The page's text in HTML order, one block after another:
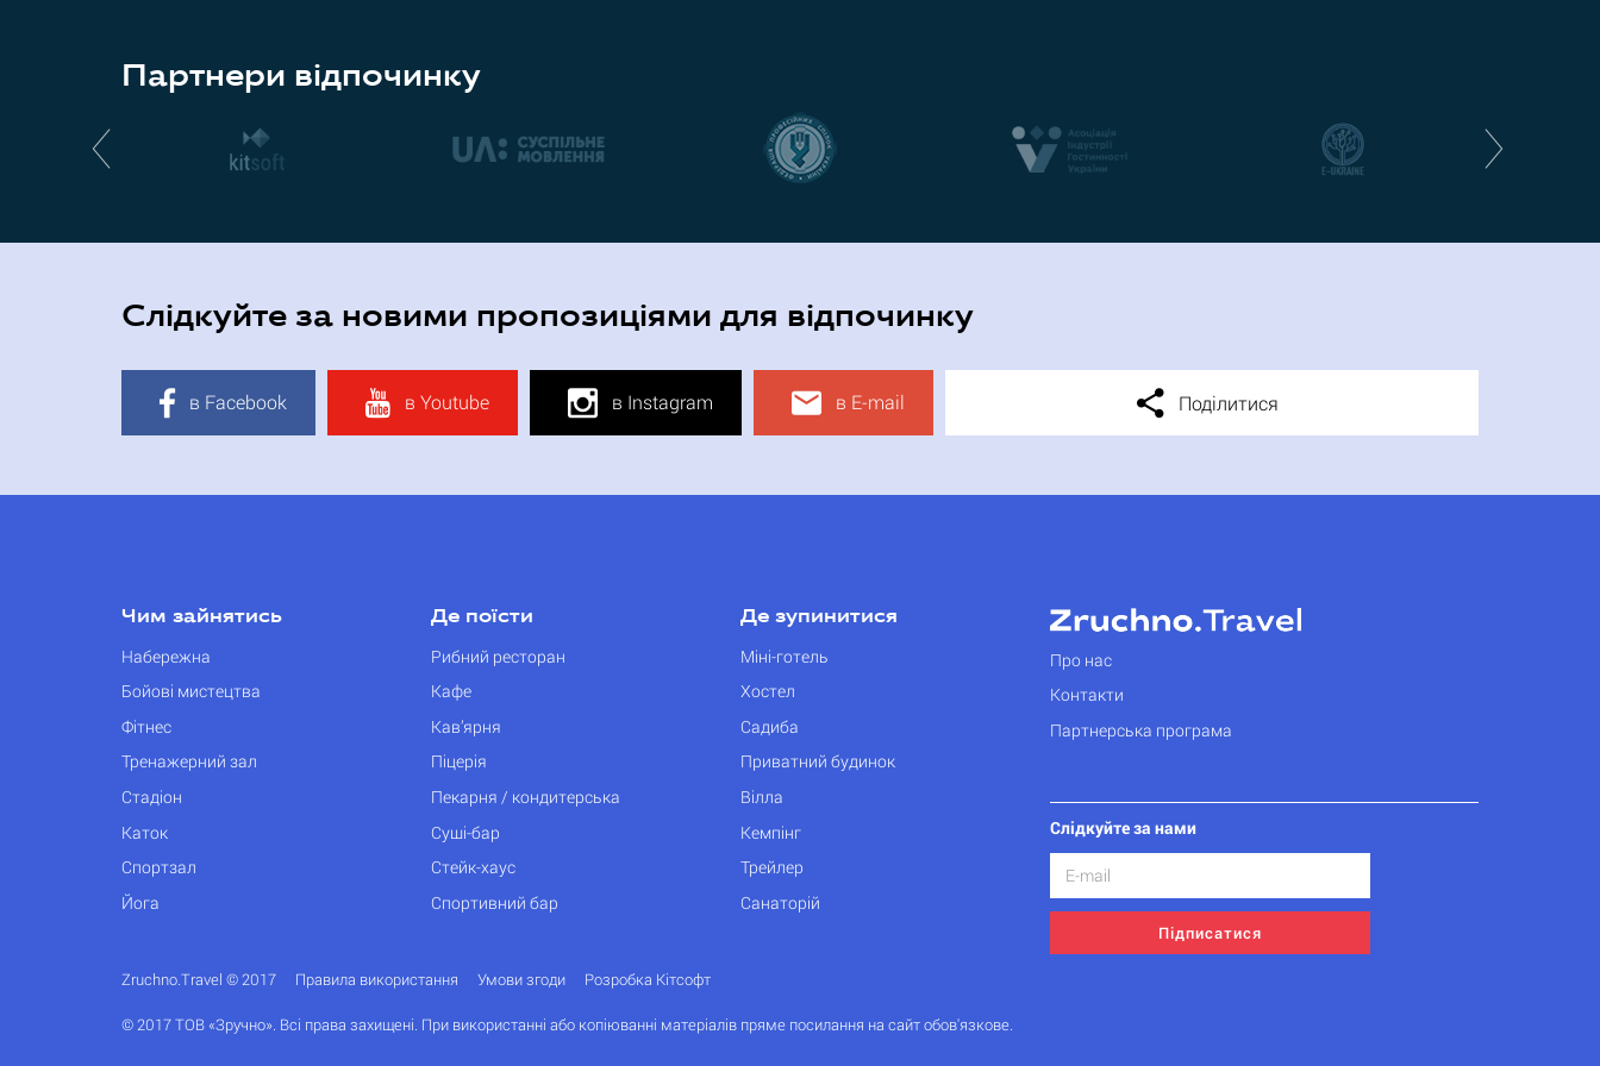
Партнери відпочинку
Слідкуйте за новими пропозиціями для відпочинку
в Facebook в Youtube в Instagram в E-mail Поділитися
Чим зайнятись
Набережна
Бойові мистецтва
Фітнес
Тренажерний зал
Стадіон
Каток
Спортзал
Йога
Де поїсти
Рибний ресторан
Кафе
Кав’ярня
Піцерія
Пекарня / кондитерська
Суші-бар
Стейк-хаус
Спортивний бар
Де зупинитися
Міні-готель
Хостел
Садиба
Приватний будинок
Вілла
Кемпінг
Трейлер
Санаторій
Про нас
Контакти
Партнерська програма
Слідкуйте за нами
Підписатися
Zruchno.Travel © 2017 Правила використання Умови згоди Розробка Кітсофт
© 2017 ТОВ «Зручно». Всі права захищені. При використанні або копіюванні матеріалів пряме посилання на сайт обов'язкове.